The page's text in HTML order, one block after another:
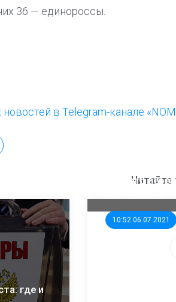
36 — единороссы.
в Telegram-канале
Читайте
где и
10:52 06.07.2021
единого